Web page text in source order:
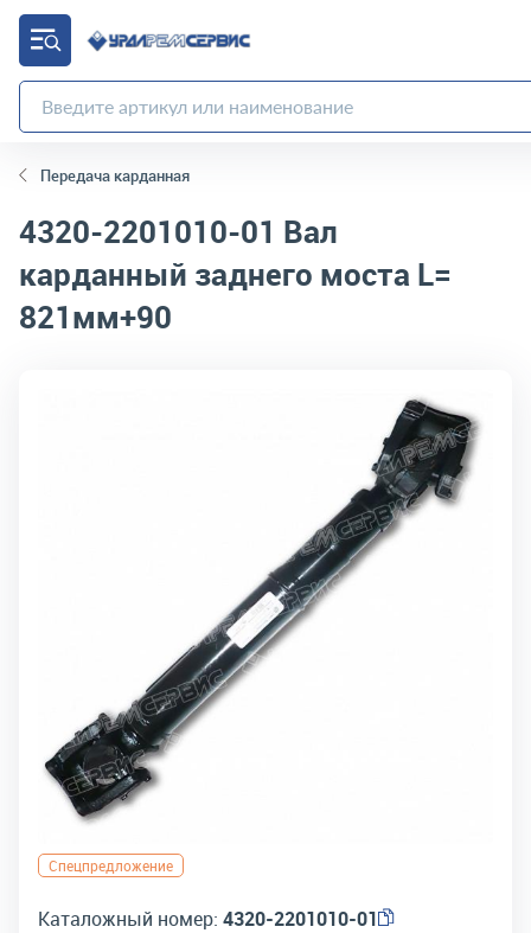
Передача карданная
4320-2201010-01 Вал
карданный заднего моста L=
821мм+90
Спецпредложение
Каталожный номер: 4320-2201010-01